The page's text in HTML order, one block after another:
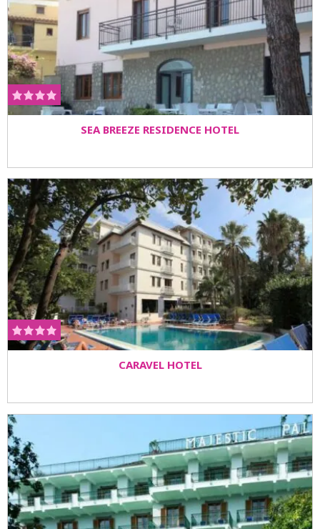
SEA BREEZE RESIDENCE HOTEL
CARAVEL HOTEL